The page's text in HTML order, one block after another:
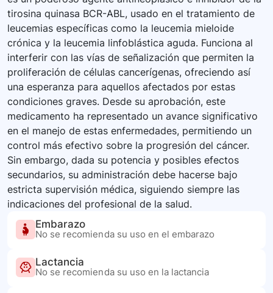
tirosina quinasa BCR-ABL, usado en el tratamiento de
leucemias específicas como la leucemia mieloide
crónica y la leucemia linfoblástica aguda. Funciona al
interferir con las vías de señalización que permiten la
proliferación de células cancerígenas, ofreciendo así
una esperanza para aquellos afectados por estas
condiciones graves. Desde su aprobación, este
medicamento ha representado un avance significativo
en el manejo de estas enfermedades, permitiendo un
control más efectivo sobre la progresión del cáncer.
Sin embargo, dada su potencia y posibles efectos
secundarios, su administración debe hacerse bajo
estricta supervisión médica, siguiendo siempre las
indicaciones del profesional de la salud.
Embarazo
No se recomienda su uso en el embarazo
Lactancia
No se recomienda su uso en la lactancia